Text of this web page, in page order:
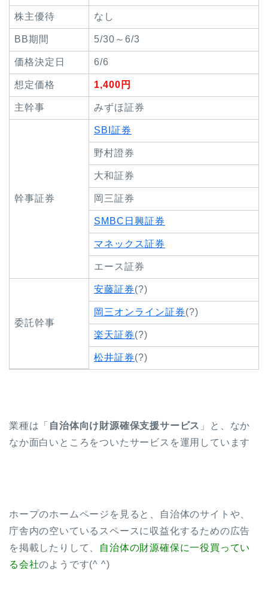
株主優待 なし
BB期間 5/30～6/3
価格決定日 6/6
想定価格 1,400円
主幹事 みずほ証券
幹事証券
SBI証券
野村證券
大和証券
岡三証券
SMBC日興証券
マネックス証券
エース証券
委託幹事
安藤証券(?)
岡三オンライン証券(?)
楽天証券(?)
松井証券(?)
業種は「 自治体向け財源確保支援サービス 」と、なか
なか面白いところをついたサービスを運用しています
ホープのホームページを見ると、自治体のサイトや、
庁舎内の空いているスペースに収益化するための広告
を掲載したりして、
自治体の財源確保に一役買ってい
る会社のようです(^ ^)